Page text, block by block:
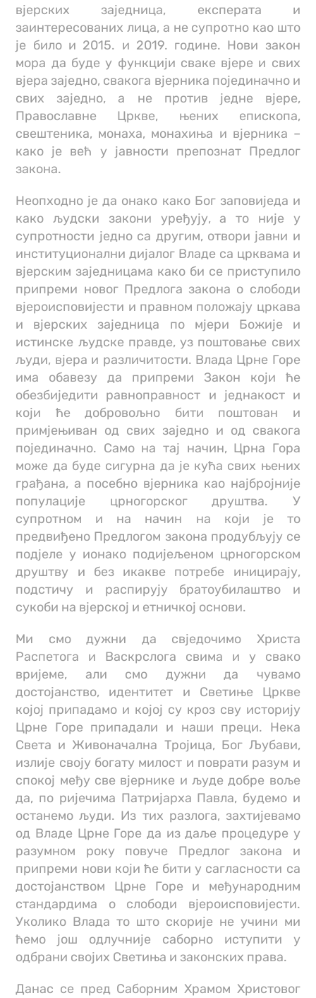
вјерских заједница, експерата и
заинтересованих лица, а не супротно као што
је било и 2015. и 2019. године. Нови закон
мора да буде у функцији сваке вјере и свих
вјера заједно, свакога вјерника појединачно и
свих заједно, а не против једне вјере,
Православне Цркве, њених епископа,
свештеника, монаха, монахиња и вјерника –
како је већ у јавности препознат Предлог
закона.
Неопходно је да онако како Бог заповиједа и
како људски закони уређују, а то није у
супротности једно са другим, отвори јавни и
институционални дијалог Владе са црквама и
вјерским заједницама како би се приступило
припреми новог Предлога закона о слободи
вјероисповијести и правном положају цркава
и вјерских заједница по мјери Божије и
истинске људске правде, уз поштовање свих
људи, вјера и различитости. Влада Црне Горе
има обавезу да припреми Закон који ће
обезбиједити равноправност и једнакост и
који ће добровољно бити поштован и
примјењиван од свих заједно и од свакога
појединачно. Само на тај начин, Црна Гора
може да буде сигурна да је кућа свих њених
грађана, а посебно вјерника као најбројније
популације црногорског друштва. У
супротном и на начин на који је то
предвиђено Предлогом закона продубљују се
подјеле у ионако подијељеном црногорском
друштву и без икакве потребе иницирају,
подстичу и распирују братоубилаштво и
сукоби на вјерској и етничкој основи.
Ми смо дужни да свједочимо Христа
Распетога и Васкрслога свима и у свако
вријеме, али смо дужни да чувамо
достојанство, идентитет и Светиње Цркве
којој припадамо и којој су кроз сву историју
Црне Горе припадали и наши преци. Нека
Света и Живоначална Тројица, Бог Љубави,
излије своју богату милост и поврати разум и
спокој међу све вјернике и људе добре воље
да, по ријечима Патријарха Павла, будемо и
останемо људи. Из тих разлога, захтијевамо
од Владе Црне Горе да из даље процедуре у
разумном року повуче Предлог закона и
припреми нови који ће бити у сагласности са
достојанством Црне Горе и међународним
стандардима о слободи вјероисповијести.
Уколико Влада то што скорије не учини ми
ћемо још одлучније саборно иступити у
одбрани својих Светиња и законских права.
Данас се пред Саборним Храмом Христовог